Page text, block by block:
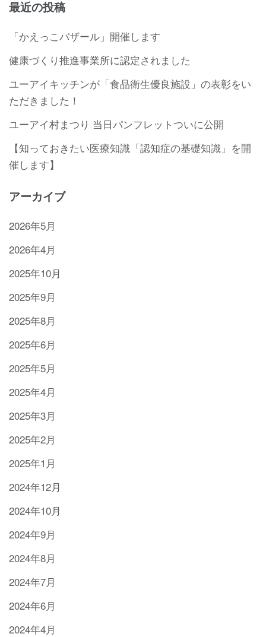
最近の投稿
「かえっこバザール」開催します
健康づくり推進事業所に認定されました
ユーアイキッチンが「食品衛生優良施設」の表彰をい
ただきました！
ユーアイ村まつり 当日パンフレットついに公開
【知っておきたい医療知識「認知症の基礎知識」を開
催します】
アーカイブ
2026年5月
2026年4月
2025年10月
2025年9月
2025年8月
2025年6月
2025年5月
2025年4月
2025年3月
2025年2月
2025年1月
2024年12月
2024年10月
2024年9月
2024年8月
2024年7月
2024年6月
2024年4月